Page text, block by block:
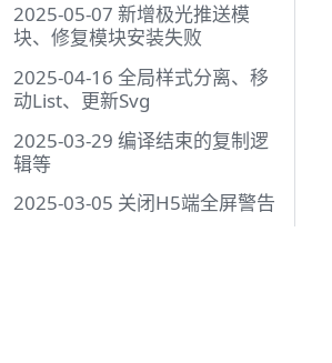
2025-05-07 新增极光推送模
块、修复模块安装失败
2025-04-16 全局样式分离、移
动List、更新Svg
2025-03-29 编译结束的复制逻
辑等
2025-03-05 关闭H5端全屏警告